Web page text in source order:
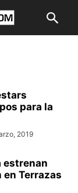
para la
2019
estrenan
en Terrazas